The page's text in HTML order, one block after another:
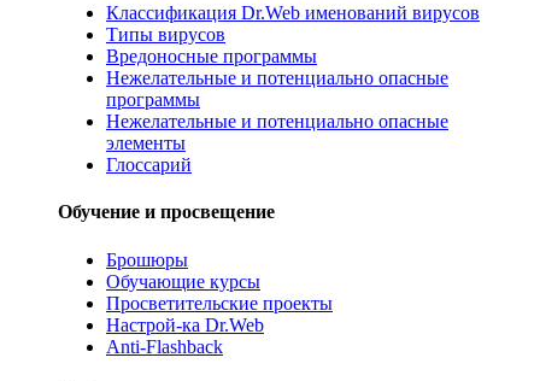
Классификация Dr.Web именований вирусов
Типы вирусов
Вредоносные программы
Нежелательные и потенциально опасные
программы
Нежелательные и потенциально опасные
элементы
Глоссарий
Обучение и просвещение
Брошюры
Обучающие курсы
Просветительские проекты
Настрой-ка Dr.Web
Anti-Flashback